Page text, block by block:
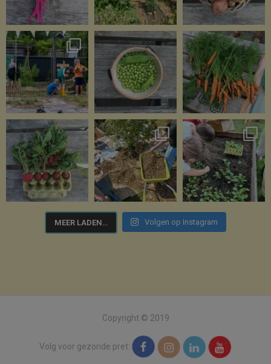
MEER LADEN… Volgen op Instagram
Copyright © 2019
Volg voor gezonde pret: